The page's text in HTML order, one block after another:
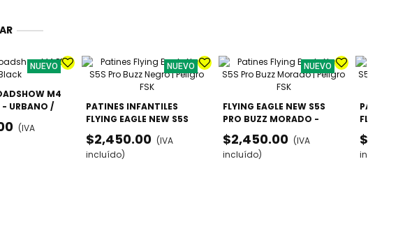
NUEVO
M4
- URBANO /
(IVA
NUEVO
PATINES INFANTILES
FLYING EAGLE NEW S5S
PRO BUZZ NEGRO -
AJUSTABLES GAMA ALTA
$2,450.00 (IVA
incluído)
NUEVO
FLYING EAGLE NEW S5S
PRO BUZZ MORADO -
AJUSTABLES GAMA ALTA
$2,450.00 (IVA
incluído)
PATINES
FLYING
PRO BUZZ
incluído)